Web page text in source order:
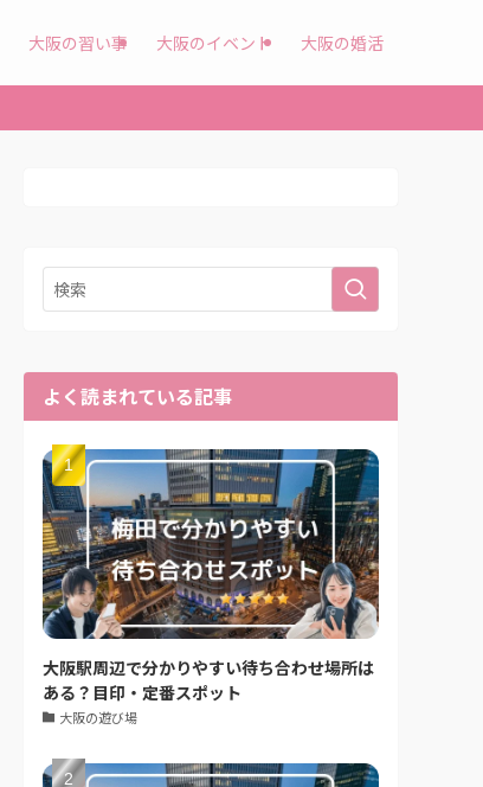
大阪の習い事 大阪のイベント 大阪の婚活
よく読まれている記事
大阪駅周辺で分かりやすい待ち合わせ場所は
ある？目印・定番スポット
大阪の遊び場